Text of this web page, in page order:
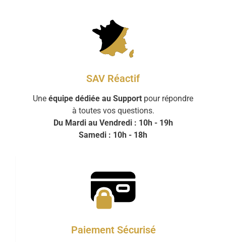
SAV Réactif
Une équipe dédiée au Support pour répondre
à toutes vos questions.
Du Mardi au Vendredi : 10h - 19h
Samedi : 10h - 18h
Paiement Sécurisé